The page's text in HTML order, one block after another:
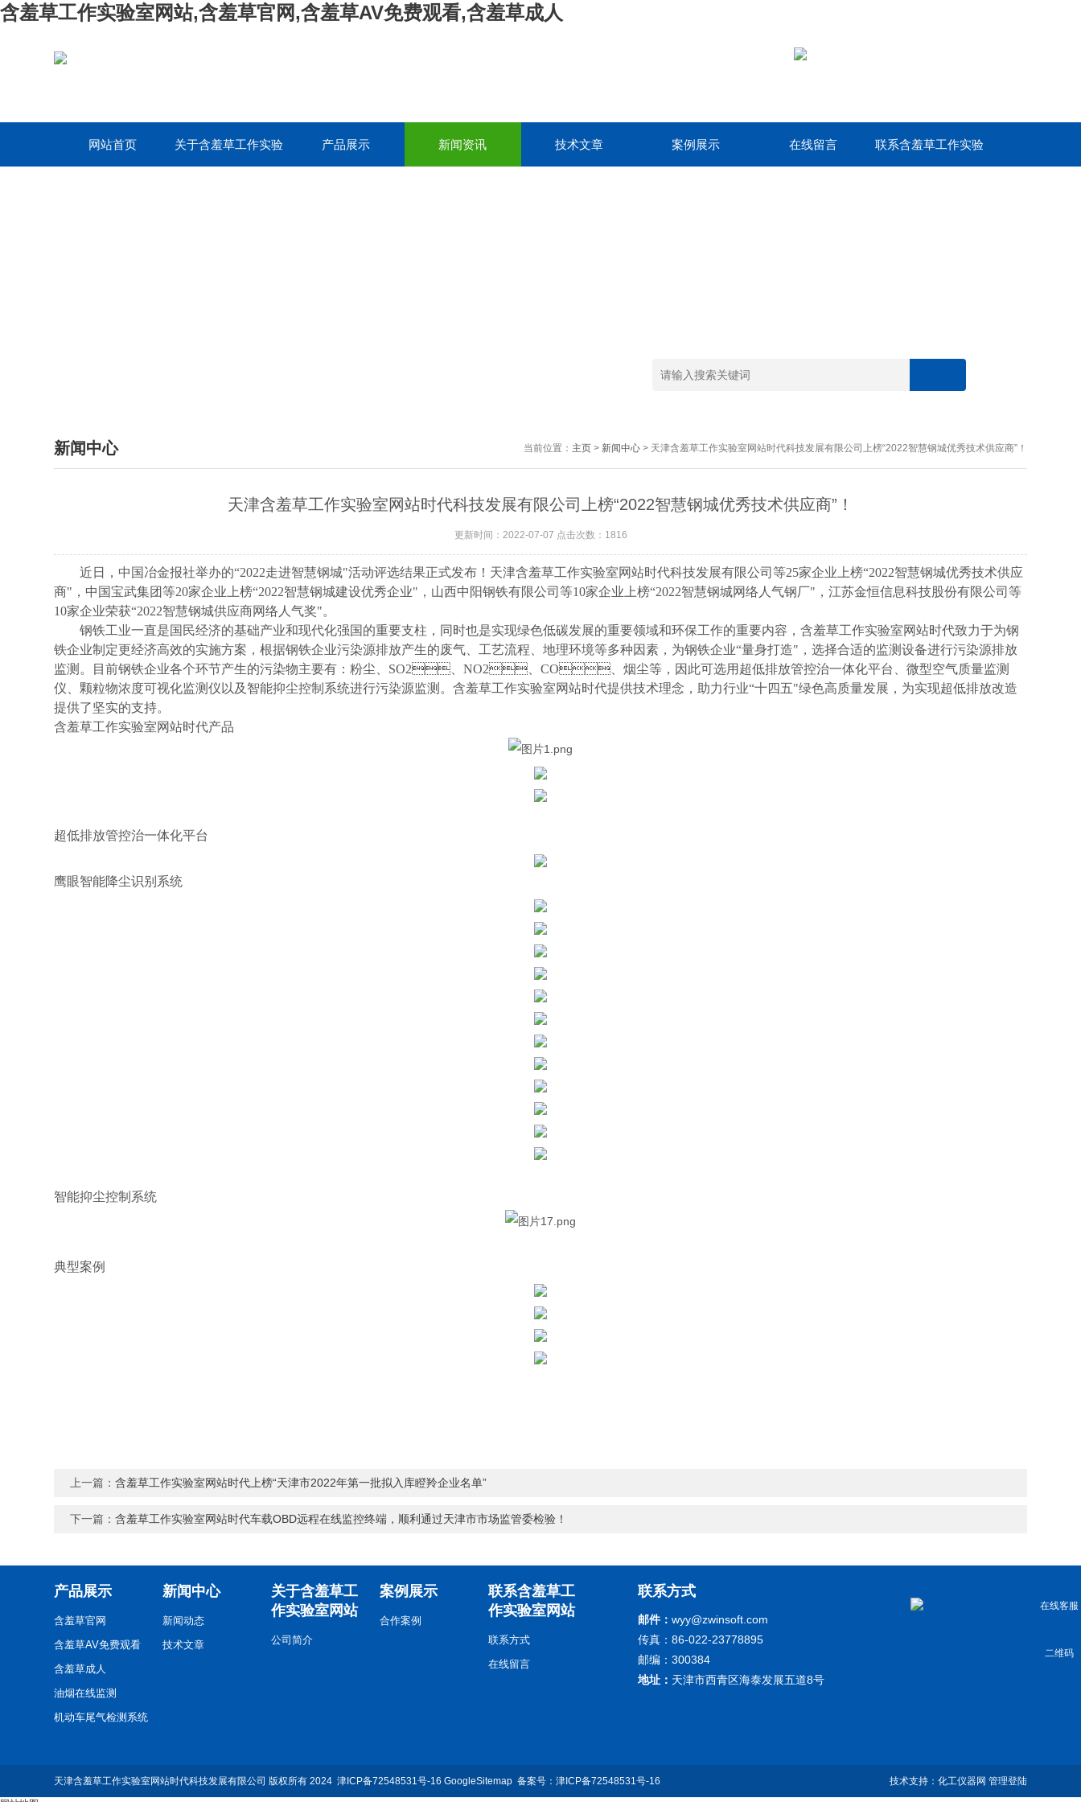
含羞草工作实验室网站,含羞草官网,含羞草AV免费观看,含羞草成人
网站首页 关于含羞草工作实验 产品展示 新闻资讯 技术文章 案例展示 在线留言 联系含羞草工作实验
新闻中心 当前位置： 主页> 新闻中心> 天津含羞草工作实验室网站时代科技发展有限公司上榜“2022智慧钢城优秀技术供应商”！
天津含羞草工作实验室网站时代科技发展有限公司上榜“2022智慧钢城优秀技术供应商”！
更新时间：2022-07-07 点击次数：1816
近日，中国冶金报社举办的“2022走进智慧钢城"活动评选结果正式发布！天津含羞草工作实验室网站时代科技发展有限公司等25家企业上榜“2022智慧钢城优秀技术供应
商"，中国宝武集团等20家企业上榜“2022智慧钢城建设优秀企业"，山西中阳钢铁有限公司等10家企业上榜“2022智慧钢城网络人气钢厂"，江苏金恒信息科技股份有限公司等
10家企业荣获“2022智慧钢城供应商网络人气奖"。
钢铁工业一直是国民经济的基础产业和现代化强国的重要支柱，同时也是实现绿色低碳发展的重要领域和环保工作的重要内容，含羞草工作实验室网站时代致力于为钢
铁企业制定更经济高效的实施方案，根据钢铁企业污染源排放产生的废气、工艺流程、地理环境等多种因素，为钢铁企业“量身打造"，选择合适的监测设备进行污染源排放
监测。目前钢铁企业各个环节产生的污染物主要有：粉尘、SO2、NO2、CO、烟尘等，因此可选用超低排放管控治一体化平台、微型空气质量监测
仪、颗粒物浓度可视化监测仪以及智能抑尘控制系统进行污染源监测。含羞草工作实验室网站时代提供技术理念，助力行业“十四五"绿色高质量发展，为实现超低排放改造
提供了坚实的支持。
含羞草工作实验室网站时代产品
超低排放管控治一体化平台
鹰眼智能降尘识别系统
智能抑尘控制系统
典型案例
上一篇：含羞草工作实验室网站时代上榜“天津市2022年第一批拟入库瞪羚企业名单”
下一篇：含羞草工作实验室网站时代车载OBD远程在线监控终端，顺利通过天津市市场监管委检验！
产品展示
含羞草官网
含羞草AV免费观看
含羞草成人
油烟在线监测
机动车尾气检测系统
环境噪声自动监测系统
新闻中心
新闻动态
技术文章
关于含羞草工
作实验室网站
公司简介
案例展示
合作案例
联系含羞草工
作实验室网站
联系方式
在线留言
联系方式
邮件： wyy@zwinsoft.com
传真：86-022-23778895
邮编：300384
地址： 天津市西青区海泰发展五道8号
技术支持： 化工仪器网 管理登陆
天津含羞草工作实验室网站时代科技发展有限公司 版权所有 2024津ICP备72548531号-16 GoogleSitemap 备案号：津ICP备72548531号-16
在线客服
二维码